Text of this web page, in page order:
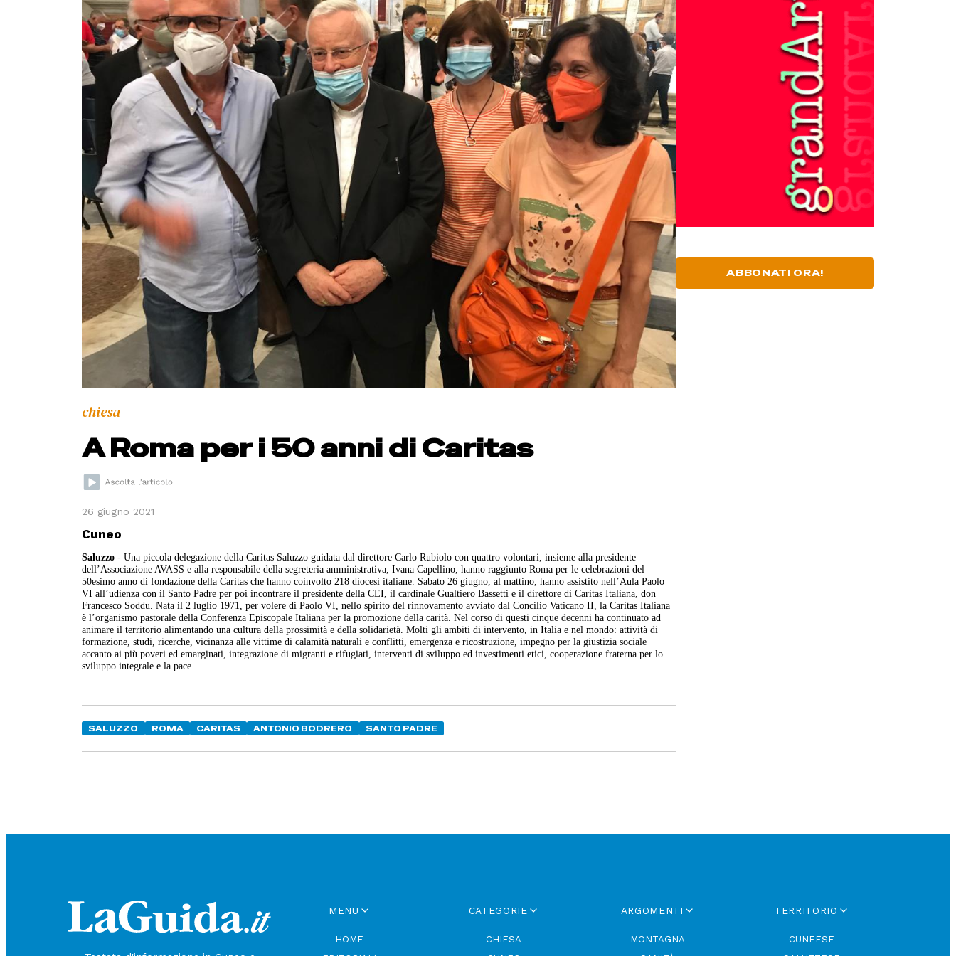
chiesa
A Roma per i 50 anni di Caritas
26 giugno 2021
Cuneo
Saluzzo - Una piccola delegazione della Caritas Saluzzo guidata dal direttore Carlo Rubiolo con quattro volontari, insieme alla presidente
dell’Associazione AVASS e alla responsabile della segreteria amministrativa, Ivana Capellino, hanno raggiunto Roma per le celebrazioni del
50esimo anno di fondazione della Caritas che hanno coinvolto 218 diocesi italiane. Sabato 26 giugno, al mattino, hanno assistito nell’Aula Paolo
VI all’udienza con il Santo Padre per poi incontrare il presidente della CEI, il cardinale Gualtiero Bassetti e il direttore di Caritas Italiana, don
Francesco Soddu. Nata il 2 luglio 1971, per volere di Paolo VI, nello spirito del rinnovamento avviato dal Concilio Vaticano II, la Caritas Italiana
è l’organismo pastorale della Conferenza Episcopale Italiana per la promozione della carità. Nel corso di questi cinque decenni ha continuato ad
animare il territorio alimentando una cultura della prossimità e della solidarietà. Molti gli ambiti di intervento, in Italia e nel mondo: attività di
formazione, studi, ricerche, vicinanza alle vittime di calamità naturali e conflitti, emergenza e ricostruzione, impegno per la giustizia sociale
accanto ai più poveri ed emarginati, integrazione di migranti e rifugiati, interventi di sviluppo ed investimenti etici, cooperazione fraterna per lo
sviluppo integrale e la pace.
SALUZZO ROMA CARITAS ANTONIO BODRERO SANTO PADRE
ABBONATI ORA!
MENU
HOME
CATEGORIE
CHIESA
ARGOMENTI
MONTAGNA
TERRITORIO
CUNEESE